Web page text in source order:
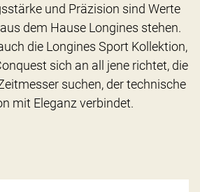
und Präzision sind Werte
dem Hause Longines stehen.
die Longines Sport Kollektion,
sich an all jene richtet, die
suchen, der technische
mit Eleganz verbindet.